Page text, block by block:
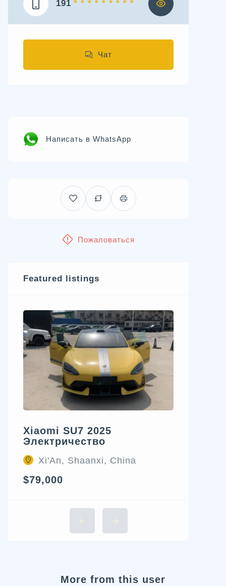
191 * * * * * * * * *
Чат
Написать в WhatsApp
Пожаловаться
Featured listings
Xiaomi SU7 2025
Электричество
Xi'An, Shaanxi, China
$79,000
More from this user